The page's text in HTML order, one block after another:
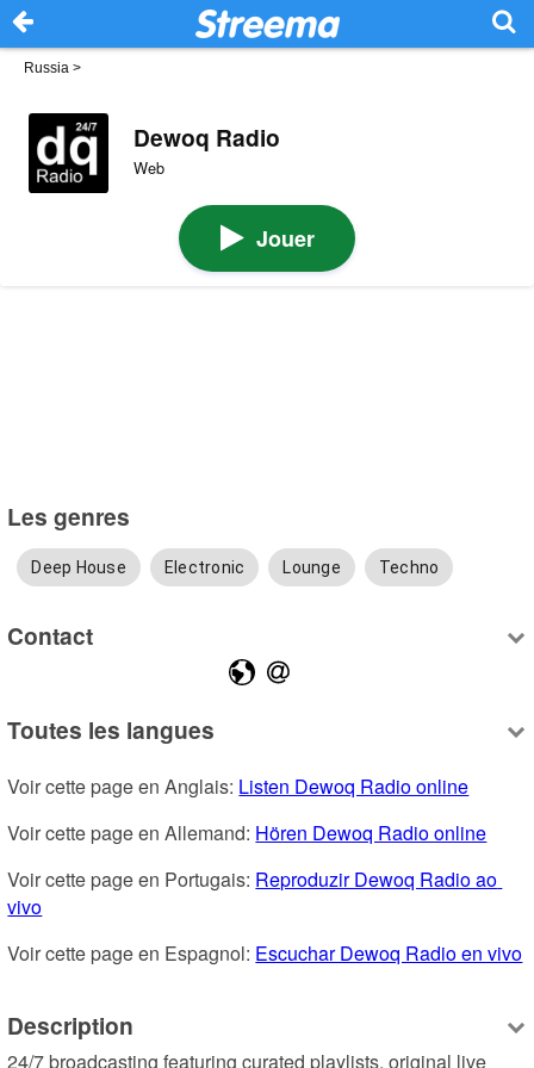
Russia >
Dewoq Radio
Web
Jouer
Les genres
Deep House Electronic Lounge Techno
Contact
Toutes les langues
Voir cette page en Anglais: Listen Dewoq Radio online
Voir cette page en Allemand: Hören Dewoq Radio online
Voir cette page en Portugais: Reproduzir Dewoq Radio ao
vivo
Voir cette page en Espagnol: Escuchar Dewoq Radio en vivo
Description
24/7 broadcasting featuring curated playlists, original live